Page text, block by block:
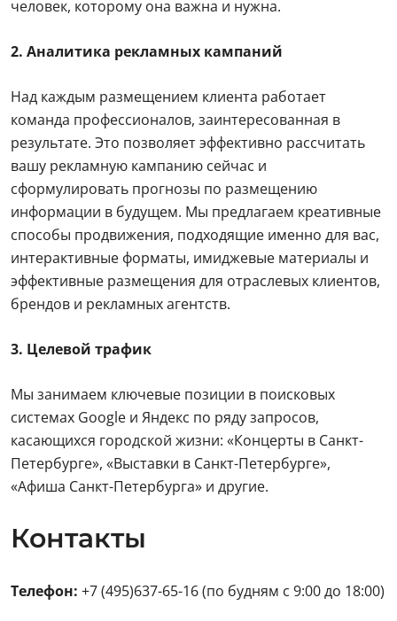
человек, которому она важна и нужна.
2. Аналитика рекламных кампаний
Над каждым размещением клиента работает
команда профессионалов, заинтересованная в
результате. Это позволяет эффективно рассчитать
вашу рекламную кампанию сейчас и
сформулировать прогнозы по размещению
информации в будущем. Мы предлагаем креативные
способы продвижения, подходящие именно для вас,
интерактивные форматы, имиджевые материалы и
эффективные размещения для отраслевых клиентов,
брендов и рекламных агентств.
3. Целевой трафик
Мы занимаем ключевые позиции в поисковых
системах Google и Яндекс по ряду запросов,
касающихся городской жизни: «Концерты в Санкт-
Петербурге», «Выставки в Санкт-Петербурге»,
«Афиша Санкт-Петербурга» и другие.
Контакты
Телефон: +7 (495)637-65-16 (по будням с 9:00 до 18:00)